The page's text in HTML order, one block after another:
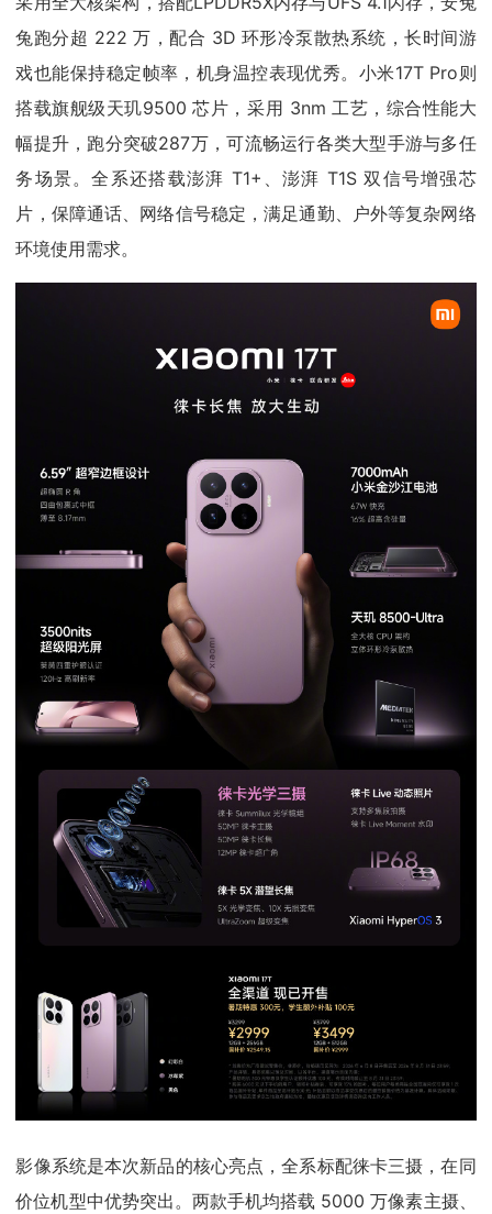
兔跑分超 222 万，配合 3D 环形冷泵散热系统，长时间游
戏也能保持稳定帧率，机身温控表现优秀。小米17T Pro则
搭载旗舰级天玑9500 芯片，采用 3nm 工艺，综合性能大
幅提升，跑分突破287万，可流畅运行各类大型手游与多任
务场景。全系还搭载澎湃 T1+、澎湃 T1S 双信号增强芯
片，保障通话、网络信号稳定，满足通勤、户外等复杂网络
环境使用需求。
影像系统是本次新品的核心亮点，全系标配徕卡三摄，在同
价位机型中优势突出。两款手机均搭载 5000 万像素主摄、